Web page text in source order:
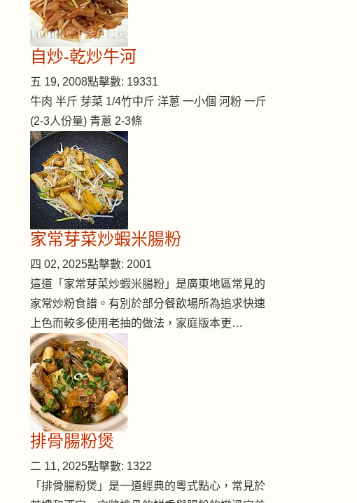
自炒-乾炒牛河
五 19, 2008點擊數: 19331
牛肉 半斤 芽菜 1/4竹中斤 洋蔥 一小個 河粉 一斤
(2-3人份量) 青蔥 2-3條
家常芽菜炒蝦米腸粉
四 02, 2025點擊數: 2001
這道「家常芽菜炒蝦米腸粉」是廣東地區常見的
家常炒粉食譜。有別於部分餐飲場所為追求快速
上色而較多使用老抽的做法，家庭版本更…
排骨腸粉煲
二 11, 2025點擊數: 1322
「排骨腸粉煲」是一道經典的粵式點心，常見於